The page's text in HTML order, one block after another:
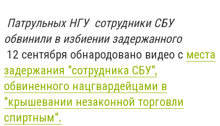
Патрульных НГУ сотрудники СБУ
обвинили в избиении задержанного
12 сентября обнародовано видео с места
задержания "сотрудника СБУ",
обвиненного нацгвардейцами в
"крышевании незаконной торговли
спиртным".